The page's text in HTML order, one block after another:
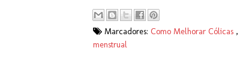
Marcadores: Como Melhorar Cólicas ,
menstrual